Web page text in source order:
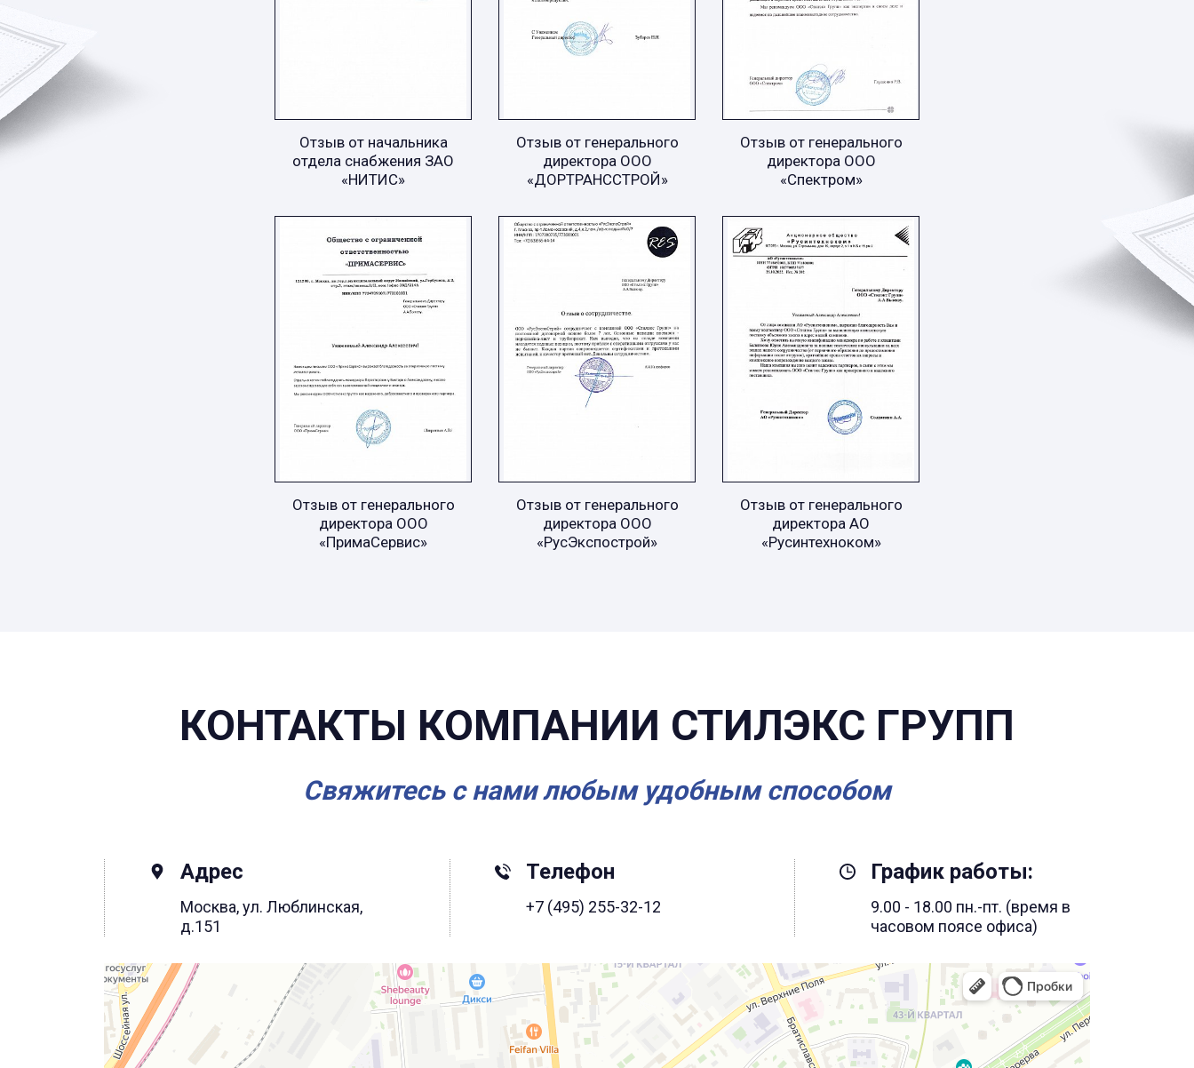
Отзыв от начальника
отдела снабжения ЗАО
«НИТИС»
Отзыв от генерального
директора ООО
«ДОРТРАНССТРОЙ»
Отзыв от генерального
директора ООО
«Спектром»
Отзыв от генерального
директора ООО
«ПримаСервис»
Отзыв от генерального
директора ООО
«РусЭкспострой»
Отзыв от генерального
директора АО
«Русинтехноком»
КОНТАКТЫ КОМПАНИИ СТИЛЭКС ГРУПП
Свяжитесь с нами любым удобным способом
Адрес
Москва, ул. Люблинская,
д.151
Телефон
+7 (495) 255-32-12
График работы:
9.00 - 18.00 пн.-пт. (время в
часовом поясе офиса)